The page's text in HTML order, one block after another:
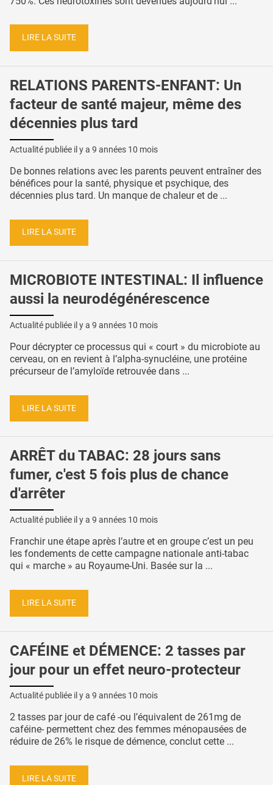
LIRE LA SUITE
RELATIONS PARENTS-ENFANT: Un
facteur de santé majeur, même des
décennies plus tard
Actualité publiée il y a 9 années 10 mois
De bonnes relations avec les parents peuvent entraîner des
bénéfices pour la santé, physique et psychique, des
décennies plus tard. Un manque de chaleur et de ...
LIRE LA SUITE
MICROBIOTE INTESTINAL: Il influence
aussi la neurodégénérescence
Actualité publiée il y a 9 années 10 mois
Pour décrypter ce processus qui « court » du microbiote au
cerveau, on en revient à l’alpha-synucléine, une protéine
précurseur de l’amyloïde retrouvée dans ...
LIRE LA SUITE
ARRÊT du TABAC: 28 jours sans
fumer, c'est 5 fois plus de chance
d'arrêter
Actualité publiée il y a 9 années 10 mois
Franchir une étape après l’autre et en groupe c’est un peu
les fondements de cette campagne nationale anti-tabac
qui « marche » au Royaume-Uni. Basée sur la ...
LIRE LA SUITE
CAFÉINE et DÉMENCE: 2 tasses par
jour pour un effet neuro-protecteur
Actualité publiée il y a 9 années 10 mois
2 tasses par jour de café -ou l’équivalent de 261mg de
caféine- permettent chez des femmes ménopausées de
réduire de 26% le risque de démence, conclut cette ...
LIRE LA SUITE